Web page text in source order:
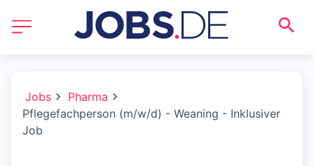
Jobs
Pharma
Pflegefachperson (m/w/d) - Weaning - Inklusiver
Job